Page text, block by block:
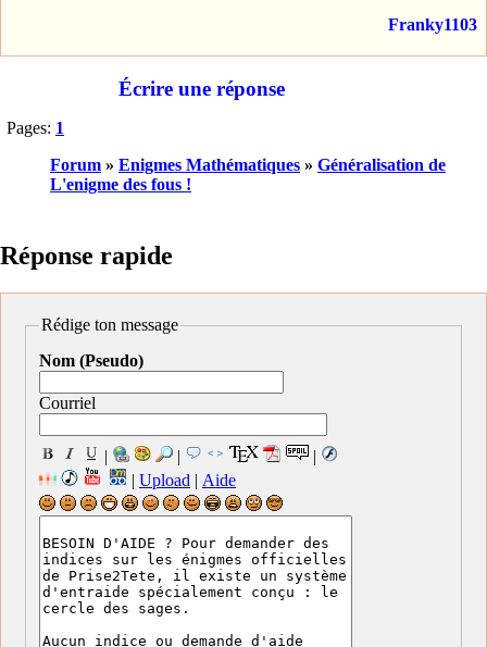
Franky1103
Écrire une réponse
Pages: 1
Forum » Enigmes Mathématiques » Généralisation de
L'enigme des fous !
Réponse rapide
Rédige ton message
Nom (Pseudo)
Courriel
| |
|
| Upload | Aide